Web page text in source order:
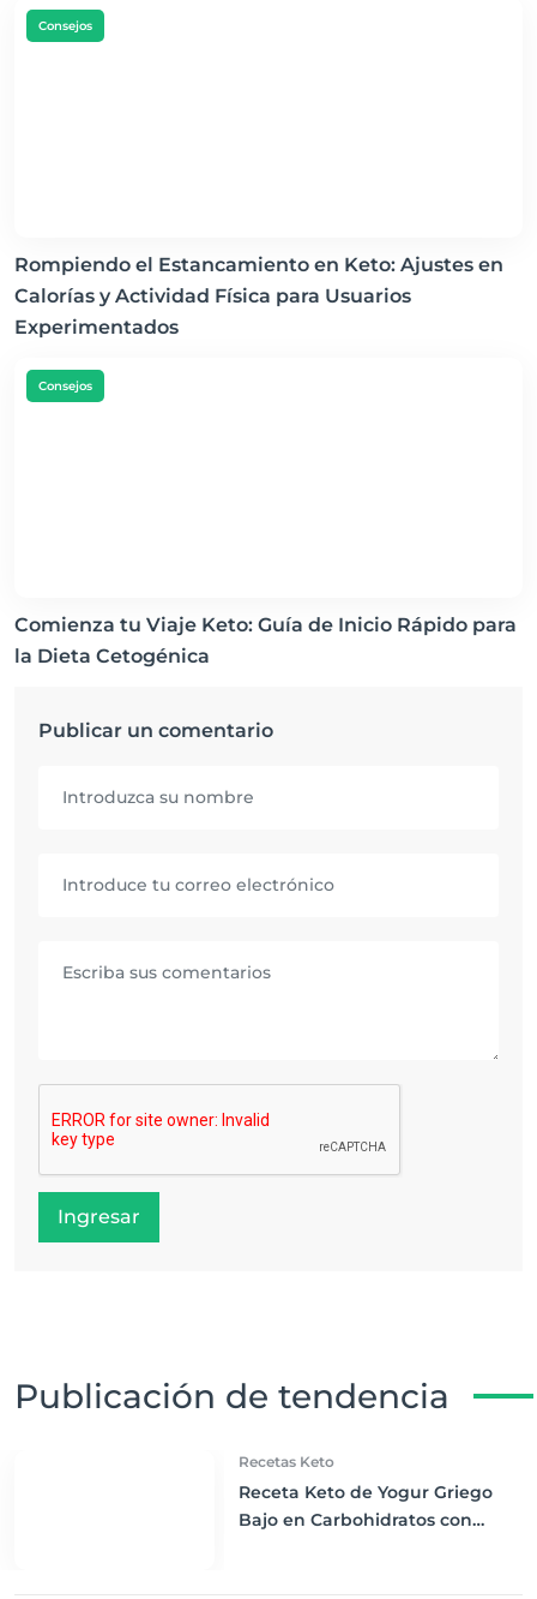
Consejos
Rompiendo el Estancamiento en Keto: Ajustes en
Calorías y Actividad Física para Usuarios
Experimentados
Consejos
Comienza tu Viaje Keto: Guía de Inicio Rápido para
la Dieta Cetogénica
Publicar un comentario
Ingresar
Publicación de tendencia
Recetas Keto
Receta Keto de Yogur Griego
Bajo en Carbohidratos con